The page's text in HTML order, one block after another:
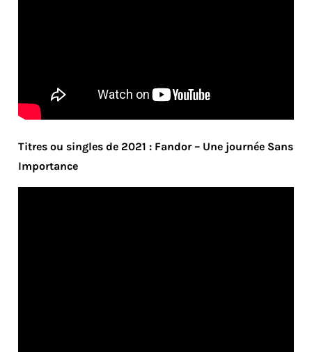
Titres ou singles de 2021 : Fandor – Une journée Sans
Importance